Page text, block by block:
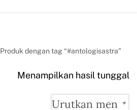
Produk dengan tag “#antologisastra”
Menampilkan hasil tunggal